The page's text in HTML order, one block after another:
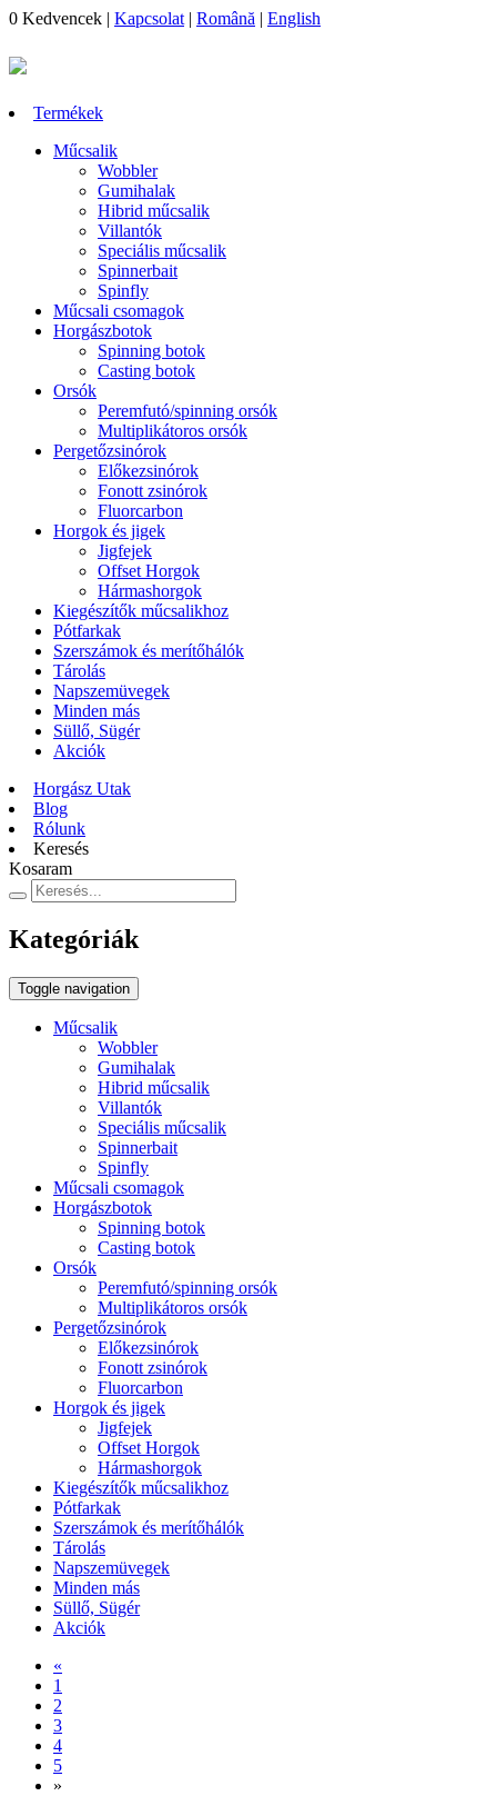
0 Kedvencek | Kapcsolat | Română | English
Termékek
Műcsalik
Wobbler
Gumihalak
Hibrid műcsalik
Villantók
Speciális műcsalik
Spinnerbait
Spinfly
Műcsali csomagok
Horgászbotok
Spinning botok
Casting botok
Orsók
Peremfutó/spinning orsók
Multiplikátoros orsók
Pergetőzsinórok
Előkezsinórok
Fonott zsinórok
Fluorcarbon
Horgok és jigek
Jigfejek
Offset Horgok
Hármashorgok
Kiegészítők műcsalikhoz
Pótfarkak
Szerszámok és merítőhálók
Tárolás
Napszemüvegek
Minden más
Süllő, Sügér
Akciók
Horgász Utak
Blog
Rólunk
Keresés
Kosaram
Kategóriák
Toggle navigation
Műcsalik
Wobbler
Gumihalak
Hibrid műcsalik
Villantók
Speciális műcsalik
Spinnerbait
Spinfly
Műcsali csomagok
Horgászbotok
Spinning botok
Casting botok
Orsók
Peremfutó/spinning orsók
Multiplikátoros orsók
Pergetőzsinórok
Előkezsinórok
Fonott zsinórok
Fluorcarbon
Horgok és jigek
Jigfejek
Offset Horgok
Hármashorgok
Kiegészítők műcsalikhoz
Pótfarkak
Szerszámok és merítőhálók
Tárolás
Napszemüvegek
Minden más
Süllő, Sügér
Akciók
«
1
2
3
4
5
»